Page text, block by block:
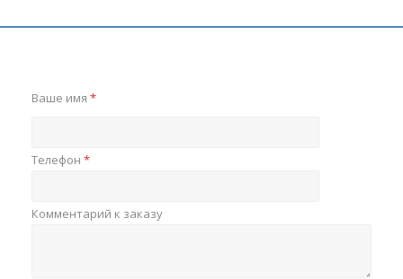
Ваше имя *
Телефон *
Комментарий к заказу